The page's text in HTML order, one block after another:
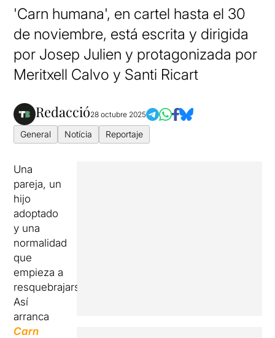
'Carn humana', en cartel hasta el 30
de noviembre, está escrita y dirigida
por Josep Julien y protagonizada por
Meritxell Calvo y Santi Ricart
Redacció28 octubre 2025
General Notícia Reportaje
Una
pareja, un
hijo
adoptado
y una
normalidad
que
empieza a
resquebrajarse.
Así
arranca
Carn